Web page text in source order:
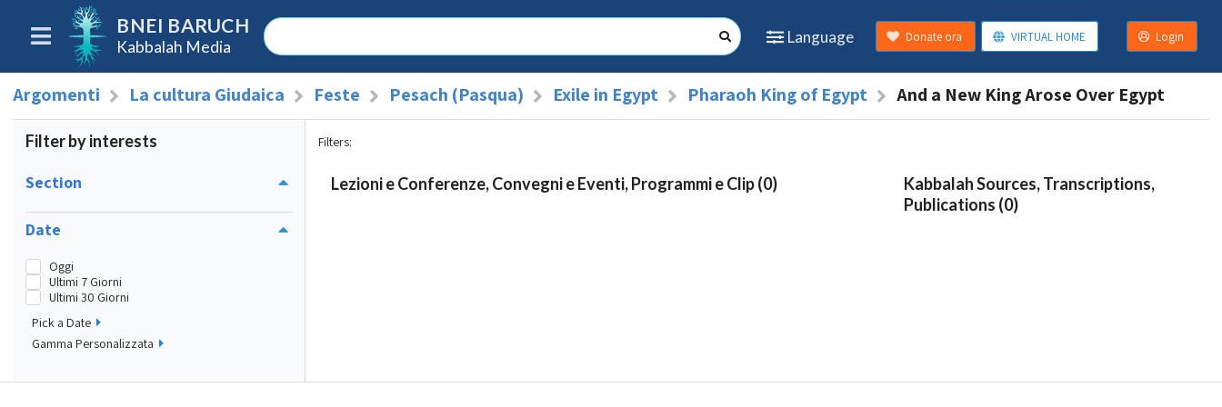
BNEI BARUCH
Kabbalah Media
Language Donate ora VIRTUAL HOME Login
Argomenti La cultura Giudaica Feste Pesach (Pasqua) Exile in Egypt Pharaoh King of Egypt And a New King Arose Over Egypt
Filter by interests
Section
Date
Oggi
Ultimi 7 Giorni
Ultimi 30 Giorni
Pick a Date
Gamma Personalizzata
Filters:
Lezioni e Conferenze, Convegni e Eventi, Programmi e Clip (0)
Kabbalah Sources, Transcriptions,
Publications (0)